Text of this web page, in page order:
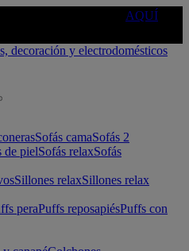
AQUÍ
Sofás camaSofás 2
de pielSofás relaxSofás
Sillones relaxSillones relax
peraPuffs reposapiésPuffs con